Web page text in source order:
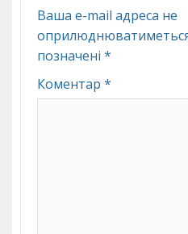
Ваша e-mail адреса не
позначені *
Коментар *